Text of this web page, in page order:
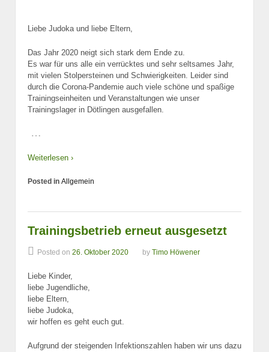
Liebe Judoka und liebe Eltern,
Das Jahr 2020 neigt sich stark dem Ende zu.
Es war für uns alle ein verrücktes und sehr seltsames Jahr,
mit vielen Stolpersteinen und Schwierigkeiten. Leider sind
durch die Corona-Pandemie auch viele schöne und spaßige
Trainingseinheiten und Veranstaltungen wie unser
Trainingslager in Dötlingen ausgefallen.
…
Weiterlesen ›
Posted in Allgemein
Trainingsbetrieb erneut ausgesetzt
Posted on 26. Oktober 2020 by Timo Höwener
Liebe Kinder,
liebe Jugendliche,
liebe Eltern,
liebe Judoka,
wir hoffen es geht euch gut.
Aufgrund der steigenden Infektionszahlen haben wir uns dazu